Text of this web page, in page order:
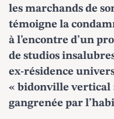
les marchands de
témoigne la
à l’encontre d’un
de studios
ex-résidence
« bidonville vertical
gangrenée par